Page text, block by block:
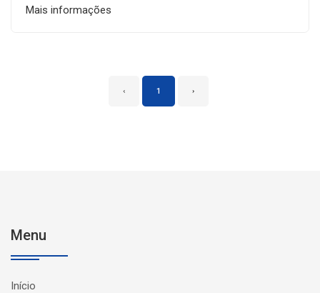
Mais informações
‹ 1 ›
Menu
Início